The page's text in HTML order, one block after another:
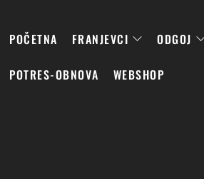
POČETNA FRANJEVCI ODGOJ
POTRES-OBNOVA WEBSHOP